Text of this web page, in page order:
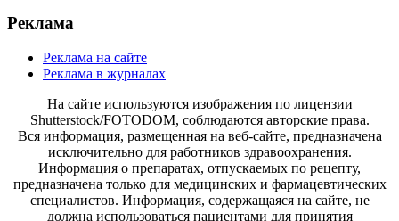
Реклама
Реклама на сайте
Реклама в журналах
На сайте используются изображения по лицензии
Shutterstock/FOTODOM, соблюдаются авторские права.
Вся информация, размещенная на веб-сайте, предназначена
исключительно для работников здравоохранения.
Информация о препаратах, отпускаемых по рецепту,
предназначена только для медицинских и фармацевтических
специалистов. Информация, содержащаяся на сайте, не
должна использоваться пациентами для принятия